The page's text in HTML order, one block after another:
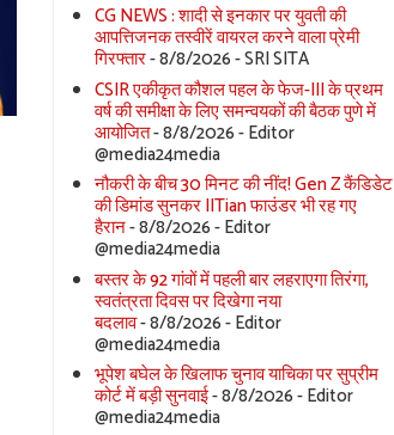
CG NEWS : शादी से इनकार पर युवती की
आपत्तिजनक तस्वीरें वायरल करने वाला प्रेमी
गिरफ्तार- 8/8/2026- SRI SITA
CSIR एकीकृत कौशल पहल के फेज-III के प्रथम
वर्ष की समीक्षा के लिए समन्वयकों की बैठक पुणे में
आयोजित- 8/8/2026- Editor
@media24media
नौकरी के बीच 30 मिनट की नींद! Gen Z कैंडिडेट
की डिमांड सुनकर IITian फाउंडर भी रह गए
हैरान- 8/8/2026- Editor
@media24media
बस्तर के 92 गांवों में पहली बार लहराएगा तिरंगा,
स्वतंत्रता दिवस पर दिखेगा नया
बदलाव- 8/8/2026- Editor
@media24media
भूपेश बघेल के खिलाफ चुनाव याचिका पर सुप्रीम
कोर्ट में बड़ी सुनवाई- 8/8/2026- Editor
@media24media